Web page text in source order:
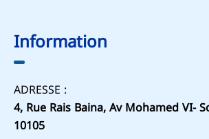
Information
ADRESSE :
4, Rue Rais Baina, Av Mohamed VI-
10105